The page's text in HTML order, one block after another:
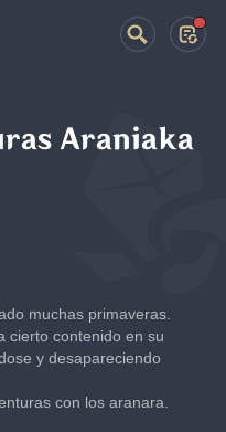
Araniaka
muchas primaveras.
cierto contenido en su
y desapareciendo
con los aranara.